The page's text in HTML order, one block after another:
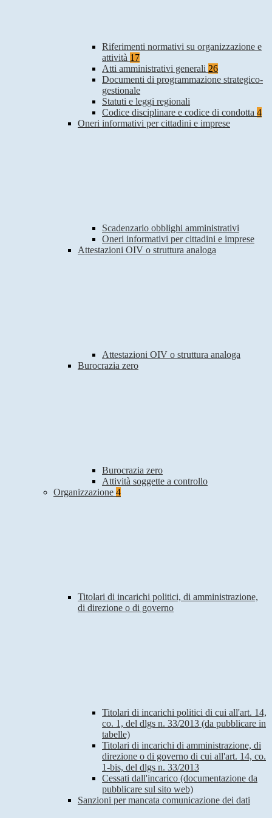
Riferimenti normativi su organizzazione e
attività 17
Atti amministrativi generali 26
Documenti di programmazione strategico-
gestionale
Statuti e leggi regionali
Codice disciplinare e codice di condotta 4
Oneri informativi per cittadini e imprese
Scadenzario obblighi amministrativi
Oneri informativi per cittadini e imprese
Attestazioni OIV o struttura analoga
Attestazioni OIV o struttura analoga
Burocrazia zero
Burocrazia zero
Attività soggette a controllo
Organizzazione 4
Titolari di incarichi politici, di amministrazione,
di direzione o di governo
Titolari di incarichi politici di cui all'art. 14,
co. 1, del dlgs n. 33/2013 (da pubblicare in
tabelle)
Titolari di incarichi di amministrazione, di
direzione o di governo di cui all'art. 14, co.
1-bis, del dlgs n. 33/2013
Cessati dall'incarico (documentazione da
pubblicare sul sito web)
Sanzioni per mancata comunicazione dei dati